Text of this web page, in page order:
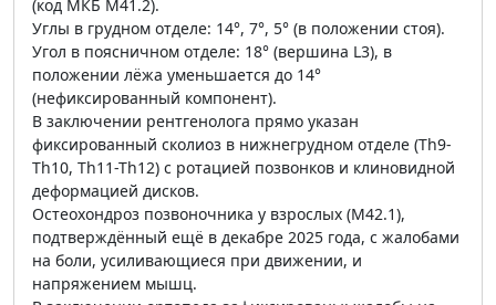
(код МКБ M41.2).
Углы в грудном отделе: 14°, 7°, 5° (в положении стоя).
Угол в поясничном отделе: 18° (вершина L3), в
положении лёжа уменьшается до 14°
(нефиксированный компонент).
В заключении рентгенолога прямо указан
фиксированный сколиоз в нижнегрудном отделе (Th9-
Th10, Th11-Th12) с ротацией позвонков и клиновидной
деформацией дисков.
Остеохондроз позвоночника у взрослых (M42.1),
подтверждённый ещё в декабре 2025 года, с жалобами
на боли, усиливающиеся при движении, и
напряжением мышц.